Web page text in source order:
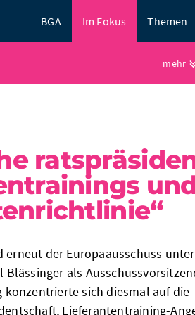
BGA Im Fokus
mehr
Themen
erneut der Europaausschuss
Blässinger als
sich diesmal auf die
Lieferantentraining-